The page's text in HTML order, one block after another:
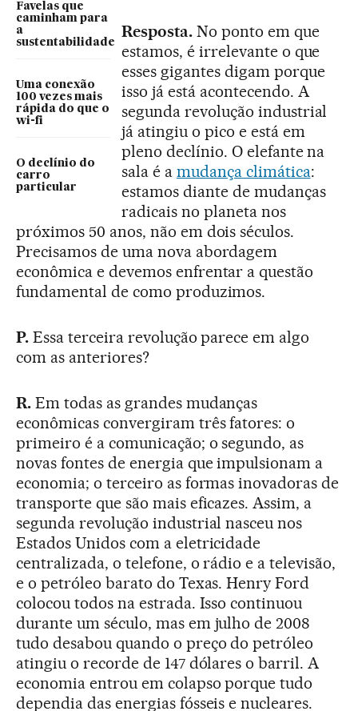
Favelas que
caminham para
a
sustentabilidade
Uma conexão
100 vezes mais
rápida do que o
wi-fi
O declínio do
carro
particular
Resposta.No ponto em que
estamos, é irrelevante o que
esses gigantes digam porque
isso já está acontecendo. A
segunda revolução industrial
já atingiu o pico e está em
pleno declínio. O elefante na
sala é a mudança climática:
estamos diante de mudanças
radicais no planeta nos
próximos 50 anos, não em dois séculos.
Precisamos de uma nova abordagem
econômica e devemos enfrentar a questão
fundamental de como produzimos.
P.Essa terceira revolução parece em algo
com as anteriores?
R.Em todas as grandes mudanças
econômicas convergiram três fatores: o
primeiro é a comunicação; o segundo, as
novas fontes de energia que impulsionam a
economia; o terceiro as formas inovadoras de
transporte que são mais eficazes. Assim, a
segunda revolução industrial nasceu nos
Estados Unidos com a eletricidade
centralizada, o telefone, o rádio e a televisão,
e o petróleo barato do Texas. Henry Ford
colocou todos na estrada. Isso continuou
durante um século, mas em julho de 2008
tudo desabou quando o preço do petróleo
atingiu o recorde de 147 dólares o barril. A
economia entrou em colapso porque tudo
dependia das energias fósseis e nucleares.